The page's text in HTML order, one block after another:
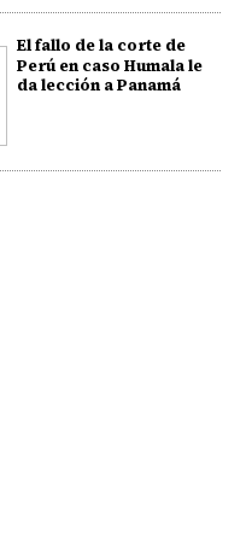
El fallo de la corte de
Perú en caso Humala le
da lección a Panamá